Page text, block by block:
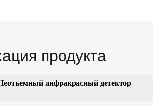
продукта
инфракрасный детектор